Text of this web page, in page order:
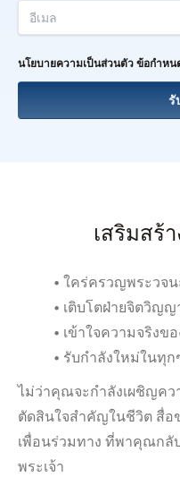
อีเมล
นโยบายความเป็นส่วนตัว ข้อกำหน
รั
เสริมสร้
• ใคร่ครวญพระวจ
• เติบโตฝ่ายจิตวิญ
• เข้าใจความจริงขอ
• รับกำลังใหม่ในทุก
ไม่ว่าคุณจะกำลังเผชิญคว
ตัดสินใจสำคัญในชีวิต สื่อ
เพื่อนร่วมทาง ที่พาคุณกลั
พระเจ้า